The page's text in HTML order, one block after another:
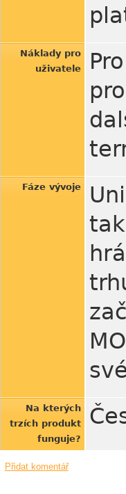
Náklady pro
uživatele
Fáze vývoje
Na kterých
trzích produkt
funguje?
Přidat komentář